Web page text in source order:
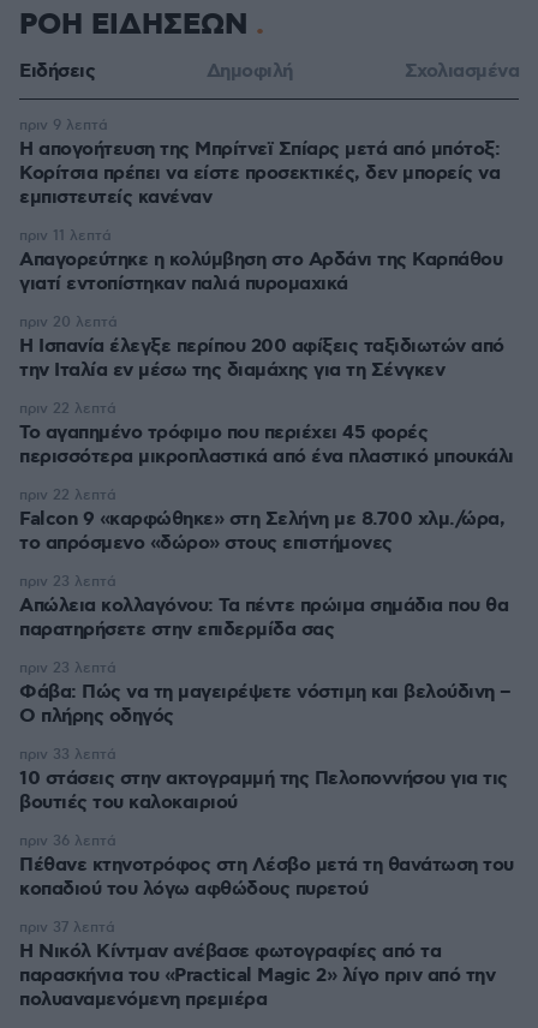
ΡΟΗ ΕΙΔΗΣΕΩΝ
Ειδήσεις Δημοφιλή Σχολιασμένα
Η απογοήτευση της Μπρίτνεϊ Σπίαρς μετά από μπότοξ:
Κορίτσια πρέπει να είστε προσεκτικές, δεν μπορείς να
εμπιστευτείς κανέναν
πριν 9 λεπτά
Απαγορεύτηκε η κολύμβηση στο Αρδάνι της Καρπάθου
γιατί εντοπίστηκαν παλιά πυρομαχικά
πριν 11 λεπτά
Η Ισπανία έλεγξε περίπου 200 αφίξεις ταξιδιωτών από
την Ιταλία εν μέσω της διαμάχης για τη Σένγκεν
πριν 20 λεπτά
Το αγαπημένο τρόφιμο που περιέχει 45 φορές
περισσότερα μικροπλαστικά από ένα πλαστικό μπουκάλι
πριν 22 λεπτά
Falcon 9 «καρφώθηκε» στη Σελήνη με 8.700 χλμ./ώρα,
το απρόσμενο «δώρο» στους επιστήμονες
πριν 22 λεπτά
Απώλεια κολλαγόνου: Τα πέντε πρώιμα σημάδια που θα
παρατηρήσετε στην επιδερμίδα σας
πριν 23 λεπτά
Φάβα: Πώς να τη μαγειρέψετε νόστιμη και βελούδινη –
Ο πλήρης οδηγός
πριν 23 λεπτά
10 στάσεις στην ακτογραμμή της Πελοποννήσου για τις
βουτιές του καλοκαιριού
πριν 33 λεπτά
Πέθανε κτηνοτρόφος στη Λέσβο μετά τη θανάτωση του
κοπαδιού του λόγω αφθώδους πυρετού
πριν 36 λεπτά
Η Νικόλ Κίντμαν ανέβασε φωτογραφίες από τα
παρασκήνια του «Practical Magic 2» λίγο πριν από την
πολυαναμενόμενη πρεμιέρα
πριν 37 λεπτά